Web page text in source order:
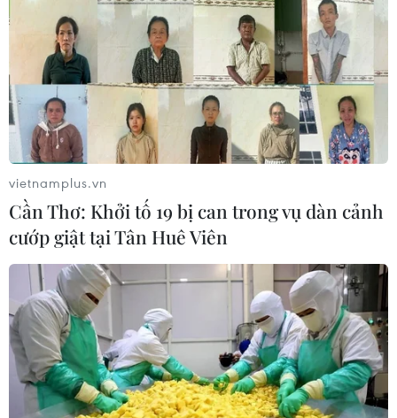
vietnamplus.vn
Cần Thơ: Khởi tố 19 bị can trong vụ dàn cảnh
cướp giật tại Tân Huê Viên